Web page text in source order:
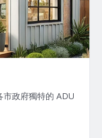
政府獨特的 ADU